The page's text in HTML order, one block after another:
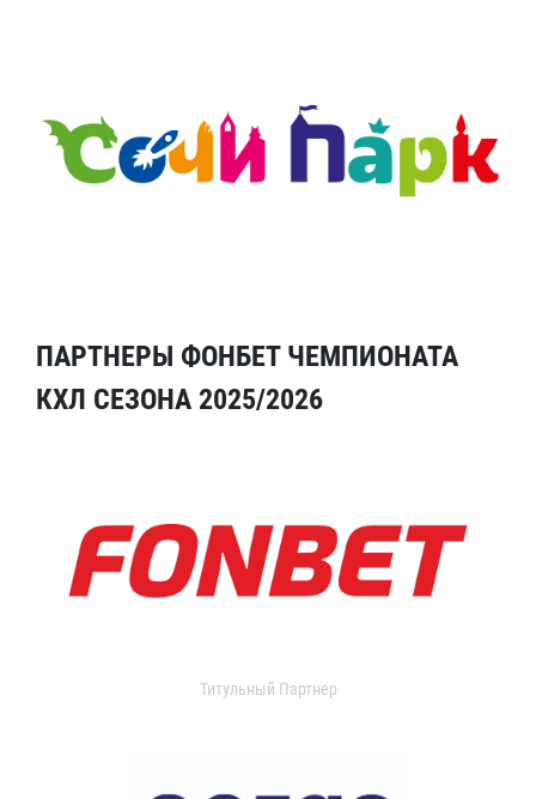
ПАРТНЕРЫ ФОНБЕТ ЧЕМПИОНАТА
КХЛ СЕЗОНА 2025/2026
Титульный Партнер